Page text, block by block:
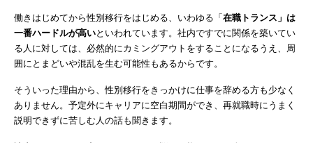
働きはじめてから性別移行をはじめる、いわゆる「在職トランス」は
一番ハードルが高いといわれています。社内ですでに関係を築いてい
る人に対しては、必然的にカミングアウトをすることになるうえ、周
囲にとまどいや混乱を生む可能性もあるからです。
そういった理由から、性別移行をきっかけに仕事を辞める方も少なく
ありません。予定外にキャリアに空白期間ができ、再就職時にうまく
説明できずに苦しむ人の話も聞きます。